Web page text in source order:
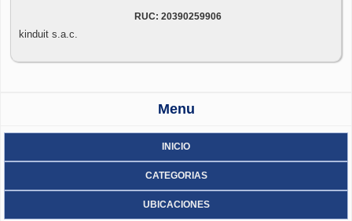
RUC: 20390259906
kinduit s.a.c.
Menu
INICIO
CATEGORIAS
UBICACIONES